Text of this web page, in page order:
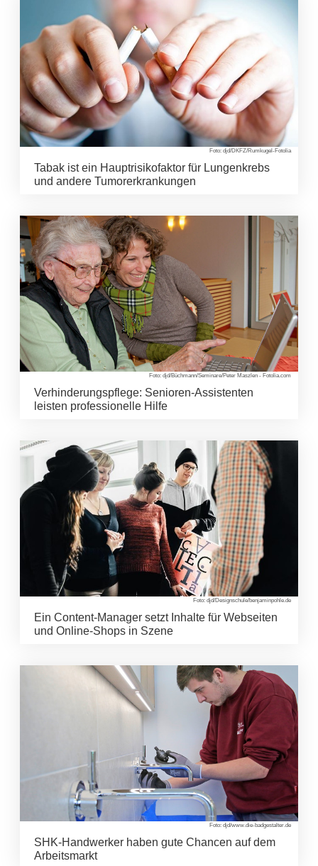
Foto: djd/DKFZ/Rumkugel-Fotolia
Tabak ist ein Hauptrisikofaktor für Lungenkrebs
und andere Tumorerkrankungen
Foto: djd/Büchmann/Seminare/Peter Maszlen - Fotolia.com
Verhinderungspflege: Senioren-Assistenten
leisten professionelle Hilfe
Foto: djd/Designschule/benjaminpohle.de
Ein Content-Manager setzt Inhalte für Webseiten
und Online-Shops in Szene
Foto: djd/www.die-badgestalter.de
SHK-Handwerker haben gute Chancen auf dem
Arbeitsmarkt